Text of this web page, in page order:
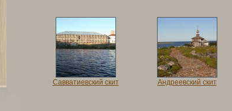
Савватиевский скит Андреевский скит